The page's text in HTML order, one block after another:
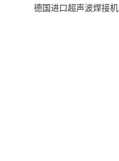
德国进口超声波焊接机